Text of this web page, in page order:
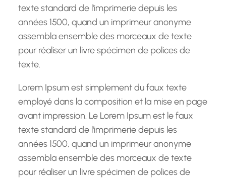
texte standard de l'imprimerie depuis les
années 1500, quand un imprimeur anonyme
assembla ensemble des morceaux de texte
pour réaliser un livre spécimen de polices de
texte.
Lorem Ipsum est simplement du faux texte
employé dans la composition et la mise en page
avant impression. Le Lorem Ipsum est le faux
texte standard de l'imprimerie depuis les
années 1500, quand un imprimeur anonyme
assembla ensemble des morceaux de texte
pour réaliser un livre spécimen de polices de